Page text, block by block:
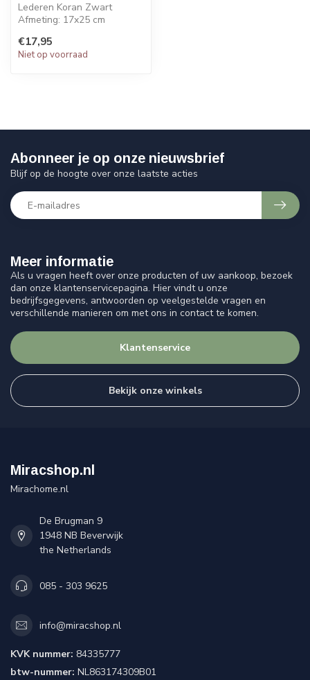
Lederen Koran Zwart
Afmeting: 17x25 cm
€17,95
Niet op voorraad
Meer informatie
Als u vragen heeft over onze producten of uw aankoop, bezoek
dan onze klantenservicepagina. Hier vindt u onze
bedrijfsgegevens, antwoorden op veelgestelde vragen en
verschillende manieren om met ons in contact te komen.
Klantenservice
Bekijk onze winkels
Abonneer je op onze nieuwsbrief
Blijf op de hoogte over onze laatste acties
Miracshop.nl
Mirachome.nl
De Brugman 9
1948 NB Beverwijk
the Netherlands
085 - 303 9625
info@miracshop.nl
KVK nummer: 84335777
btw-nummer: NL863174309B01